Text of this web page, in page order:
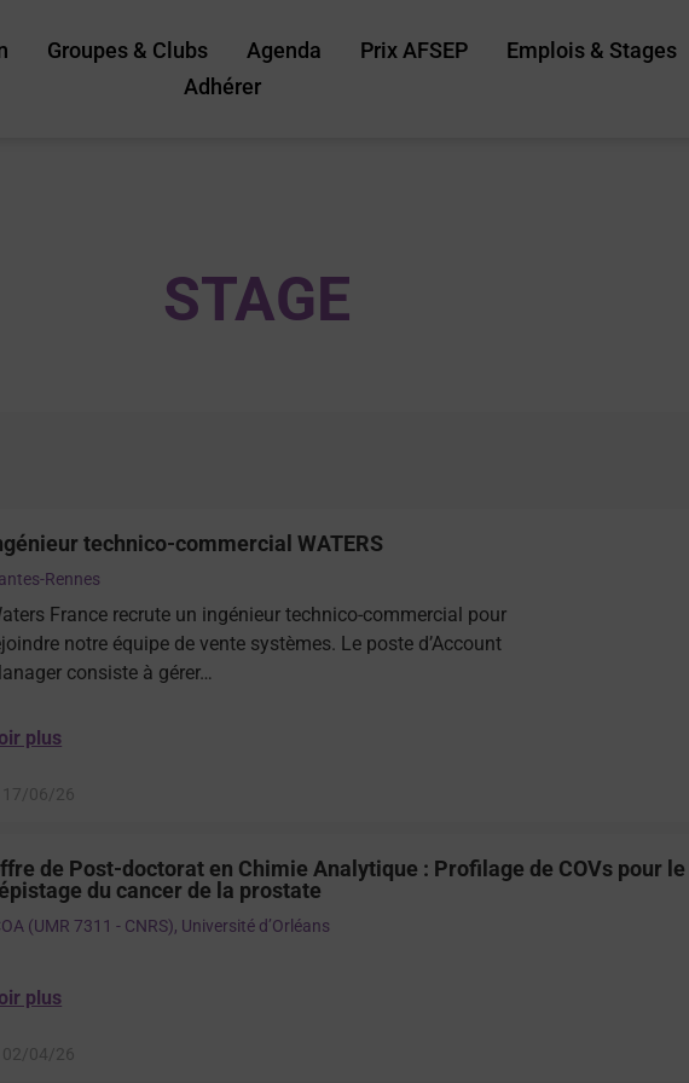
Groupes & Clubs Agenda Prix AFSEP
Emplois & Stages
Adhérer
STAGE
technico-commercial WATERS
Rennes
France recrute un ingénieur technico-commercial pour
notre équipe de vente systèmes. Le poste d’Account
consiste à gérer…
plus
17/06/26
de Post-doctorat en Chimie Analytique : Profilage de COVs pour le
du cancer de la prostate
(UMR 7311 - CNRS), Université d’Orléans
plus
02/04/26